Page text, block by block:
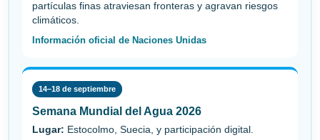
partículas finas atraviesan fronteras y agravan riesgos
climáticos.
Información oficial de Naciones Unidas
14–18 de septiembre
Semana Mundial del Agua 2026
Lugar: Estocolmo, Suecia, y participación digital.